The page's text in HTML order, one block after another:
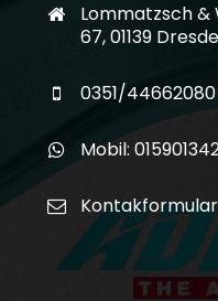
Lommatzsch
67, 01139
0351/44662080
Mobil:
Kontakformular